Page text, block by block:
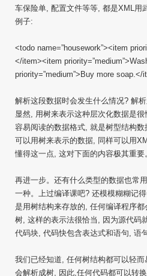
车保险单, 配置文件等等, 都是XML用
例子:
<todo name=”housework”><item
</item><item
priority=”medium”>Buy more soap.</
解析这段数据时会发生什么情况? 解
显然, 用树来表示这种层次化数据是
容易阅读的数据格式, 就是树型结构
可以用树来表示的数据, 同样可以用
懂得这一点, 这对下面的内容极其重要
再进一步。还有什么类型的数据也常
一种。上过编译课吧? 还模模糊糊记
是用树结构来存放的, 任何编译程序
树, 这样的表示法很恰当, 因为源代码
代码块, 代码快包含表达式和语句, 语
我们已经知道, 任何树结构都可以轻
会解析成树, 因此,任何代码都可以转